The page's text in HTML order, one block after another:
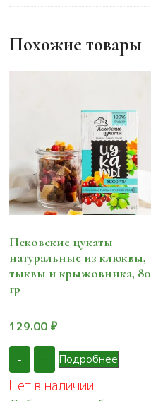
Похожие товары
Псковские цукаты
натуральные из клюквы,
тыквы и крыжовника, 80
гр
129.00 ₽
- + Подробнее
Нет в наличии